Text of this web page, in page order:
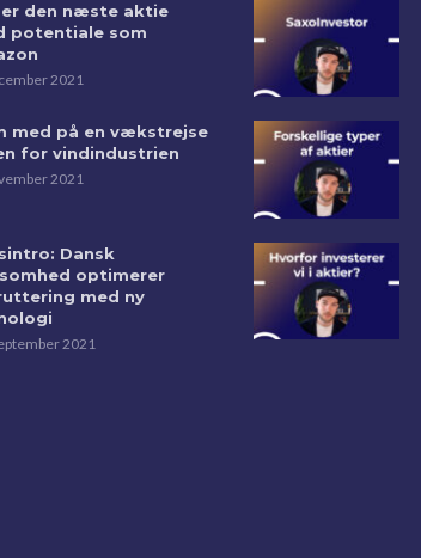
er den næste aktie
potentiale som
2021
med på en vækstrejse
for vindindustrien
2021
Dansk
optimerer
med ny
2021